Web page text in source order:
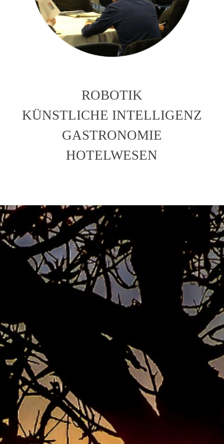
ROBOTIK
KÜNSTLICHE INTELLIGENZ
GASTRONOMIE
HOTELWESEN